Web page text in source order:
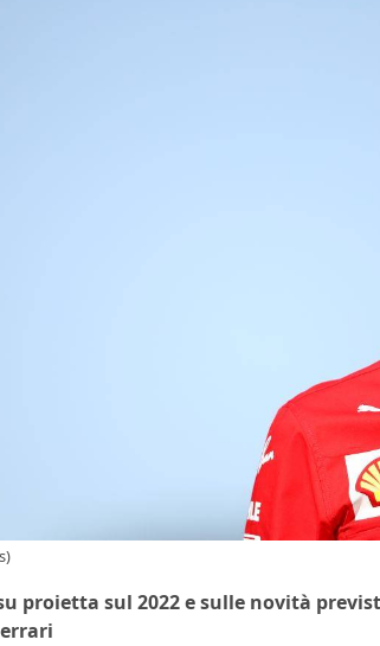
proietta sul 2022 e sulle novità